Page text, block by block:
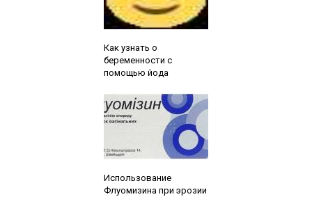
Как узнать о
беременности с
помощью йода
Использование
Флуомизина при эрозии